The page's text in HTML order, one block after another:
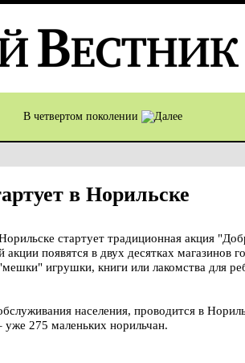
В четвертом поколении
в Норильске
стартует традиционная акция
появятся в двух десятках магазинов
игрушки, книги или лакомства для
населения, проводится в
275 маленьких норильчан.